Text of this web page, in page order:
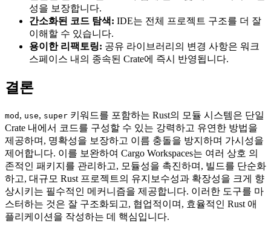
성을 보장합니다.
간소화된 코드 탐색: IDE는 전체 프로젝트 구조를 더 잘
이해할 수 있습니다.
용이한 리팩토링: 공유 라이브러리의 변경 사항은 워크
스페이스 내의 종속된 Crate에 즉시 반영됩니다.
결론
mod , use, super 키워드를 포함하는 Rust의 모듈 시스템은 단일
Crate 내에서 코드를 구성할 수 있는 강력하고 유연한 방법을
제공하며, 명확성을 보장하고 이름 충돌을 방지하며 가시성을
제어합니다. 이를 보완하여 Cargo Workspaces는 여러 상호 의
존적인 패키지를 관리하고, 모듈성을 촉진하며, 빌드를 단순화
하고, 대규모 Rust 프로젝트의 유지보수성과 확장성을 크게 향
상시키는 필수적인 메커니즘을 제공합니다. 이러한 도구를 마
스터하는 것은 잘 구조화되고, 협업적이며, 효율적인 Rust 애
플리케이션을 작성하는 데 핵심입니다.